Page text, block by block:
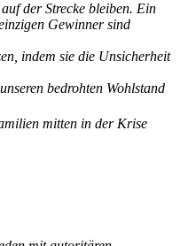
der Strecke bleiben. Ein
Gewinner sind
indem sie die Unsicherheit
bedrohten Wohlstand
mitten in der Krise